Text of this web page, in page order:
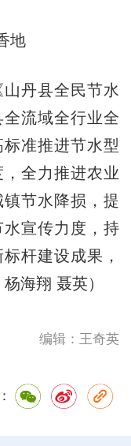
地
丹县全民节水
流域全行业全
准推进节水型
全力推进农业
节水降损，提
宣传力度，持
杆建设成果，
海翔 聂英）
编辑：王奇英